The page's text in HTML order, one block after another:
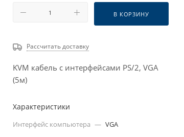
В КОРЗИНУ
Рассчитать доставку
KVM кабель с интерфейсами PS/2, VGA
(5м)
Характеристики
Интерфейс компьютера — VGA